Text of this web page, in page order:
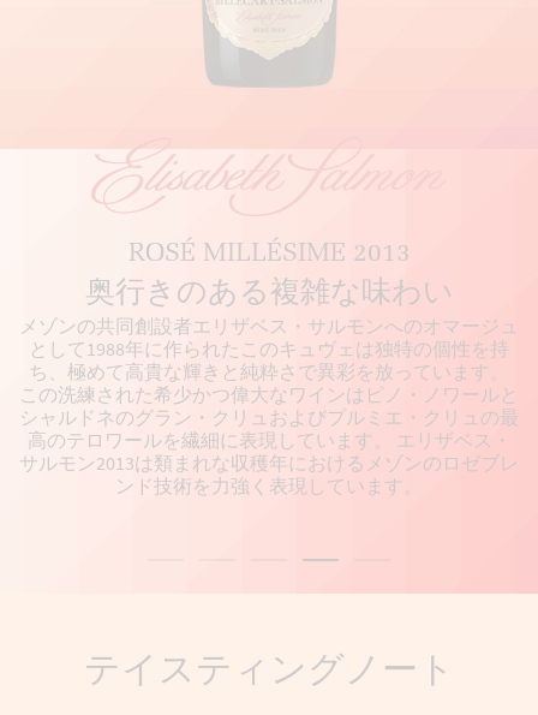
ROSÉ MILLÉSIME 2013
奥行きのある複雑な味わい
メゾンの共同創設者エリザベス・サルモンへのオマージュ
として1988年に作られたこのキュヴェは独特の個性を持
ち、極めて高貴な輝きと純粋さで異彩を放っています。
この洗練された希少かつ偉大なワインはピノ・ノワールと
シャルドネのグラン・クリュおよびプルミエ・クリュの最
高のテロワールを繊細に表現しています。 エリザベス・
サルモン2013は類まれな収穫年におけるメゾンのロゼブレ
ンド技術を力強く表現しています。
テイスティングノート